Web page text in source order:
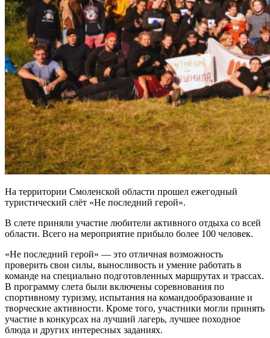
На территории Смоленской области прошел ежегодный
туристический слёт «Не последний герой».
В слете приняли участие любители активного отдыха со всей
области. Всего на мероприятие прибыло более 100 человек.
«Не последний герой» — это отличная возможность
проверить свои силы, выносливость и умение работать в
команде на специально подготовленных маршрутах и трассах.
В программу слета были включены соревнования по
спортивному туризму, испытания на командообразование и
творческие активности. Кроме того, участники могли принять
участие в конкурсах на лучший лагерь, лучшее походное
блюда и других интересных заданиях.